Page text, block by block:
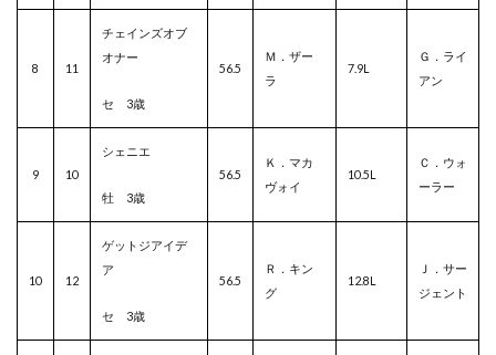
8 11
チェインズオブ
オナー
セ 3歳
56.5
Ｍ．ザー
ラ
7.9L
Ｇ．ライ
アン
9 10
シェニエ
牡 3歳
56.5
Ｋ．マカ
ヴォイ
10.5L
Ｃ．ウォ
ーラー
10 12
ゲットジアイデ
ア
セ 3歳
56.5
Ｒ．キン
グ
12.8L
Ｊ．サー
ジェント